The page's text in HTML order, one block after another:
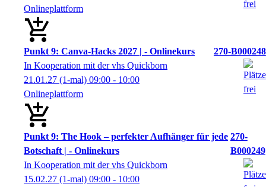
Onlineplattform
Punkt 9: Canva-Hacks 2027 | - Onlinekurs
270-B000248
In Kooperation mit der vhs Quickborn
21.01.27 (1-mal) 09:00 - 10:00
Onlineplattform
Punkt 9: The Hook – perfekter Aufhänger für jede
Botschaft | - Onlinekurs
270-
B000249
In Kooperation mit der vhs Quickborn
15.02.27 (1-mal) 09:00 - 10:00